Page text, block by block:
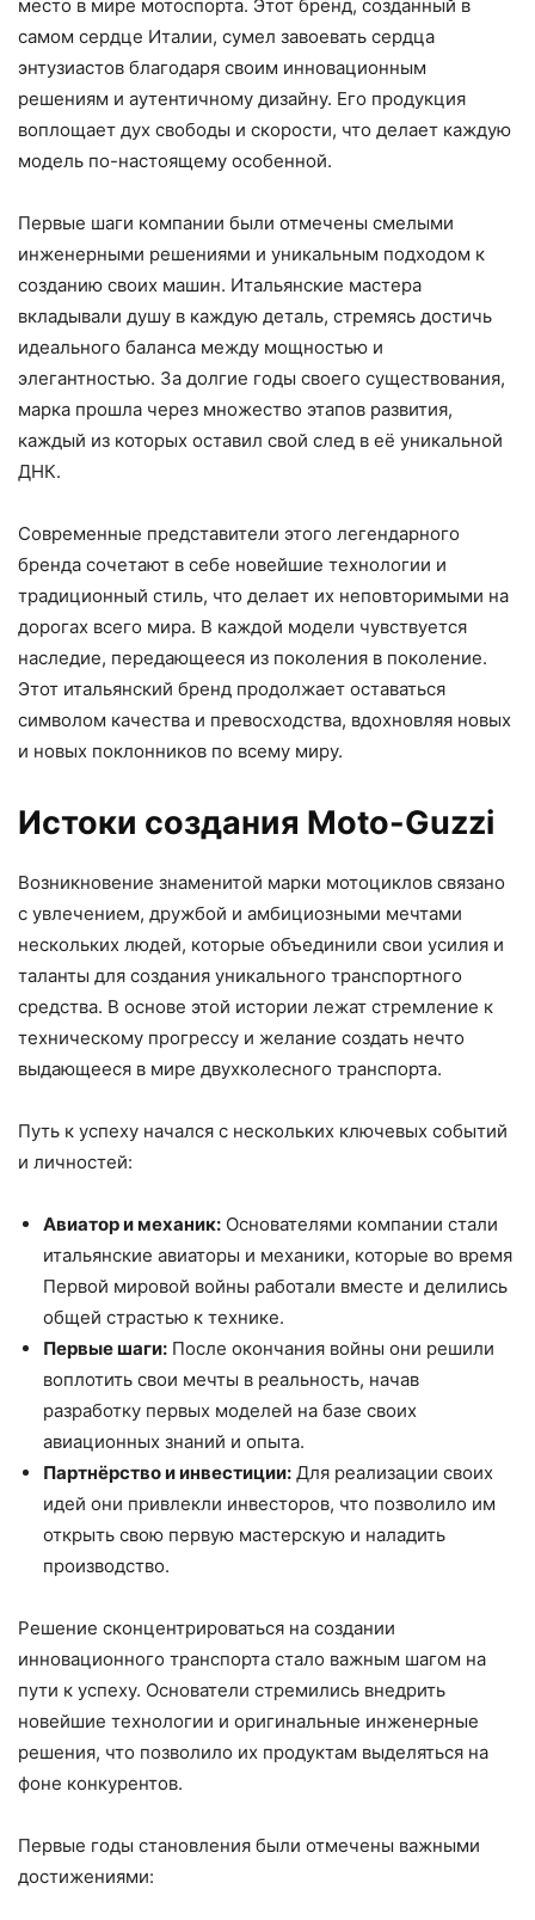
место в мире мотоспорта. Этот бренд, созданный в
самом сердце Италии, сумел завоевать сердца
энтузиастов благодаря своим инновационным
решениям и аутентичному дизайну. Его продукция
воплощает дух свободы и скорости, что делает каждую
модель по-настоящему особенной.
Первые шаги компании были отмечены смелыми
инженерными решениями и уникальным подходом к
созданию своих машин. Итальянские мастера
вкладывали душу в каждую деталь, стремясь достичь
идеального баланса между мощностью и
элегантностью. За долгие годы своего существования,
марка прошла через множество этапов развития,
каждый из которых оставил свой след в её уникальной
ДНК.
Современные представители этого легендарного
бренда сочетают в себе новейшие технологии и
традиционный стиль, что делает их неповторимыми на
дорогах всего мира. В каждой модели чувствуется
наследие, передающееся из поколения в поколение.
Этот итальянский бренд продолжает оставаться
символом качества и превосходства, вдохновляя новых
и новых поклонников по всему миру.
Истоки создания Moto-Guzzi
Возникновение знаменитой марки мотоциклов связано
с увлечением, дружбой и амбициозными мечтами
нескольких людей, которые объединили свои усилия и
таланты для создания уникального транспортного
средства. В основе этой истории лежат стремление к
техническому прогрессу и желание создать нечто
выдающееся в мире двухколесного транспорта.
Путь к успеху начался с нескольких ключевых событий
и личностей:
Авиатор и механик: Основателями компании стали
итальянские авиаторы и механики, которые во время
Первой мировой войны работали вместе и делились
общей страстью к технике.
Первые шаги: После окончания войны они решили
воплотить свои мечты в реальность, начав
разработку первых моделей на базе своих
авиационных знаний и опыта.
Партнёрство и инвестиции: Для реализации своих
идей они привлекли инвесторов, что позволило им
открыть свою первую мастерскую и наладить
производство.
Решение сконцентрироваться на создании
инновационного транспорта стало важным шагом на
пути к успеху. Основатели стремились внедрить
новейшие технологии и оригинальные инженерные
решения, что позволило их продуктам выделяться на
фоне конкурентов.
Первые годы становления были отмечены важными
достижениями: